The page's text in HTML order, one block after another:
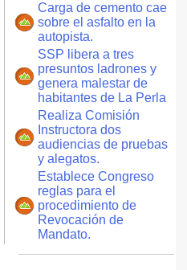
Carga de cemento cae
sobre el asfalto en la
autopista.
SSP libera a tres
presuntos ladrones y
genera malestar de
habitantes de La Perla
Realiza Comisión
Instructora dos
audiencias de pruebas
y alegatos.
Establece Congreso
reglas para el
procedimiento de
Revocación de
Mandato.